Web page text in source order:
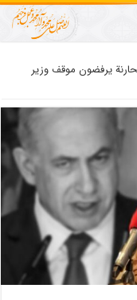
يرفضون موقف وزير